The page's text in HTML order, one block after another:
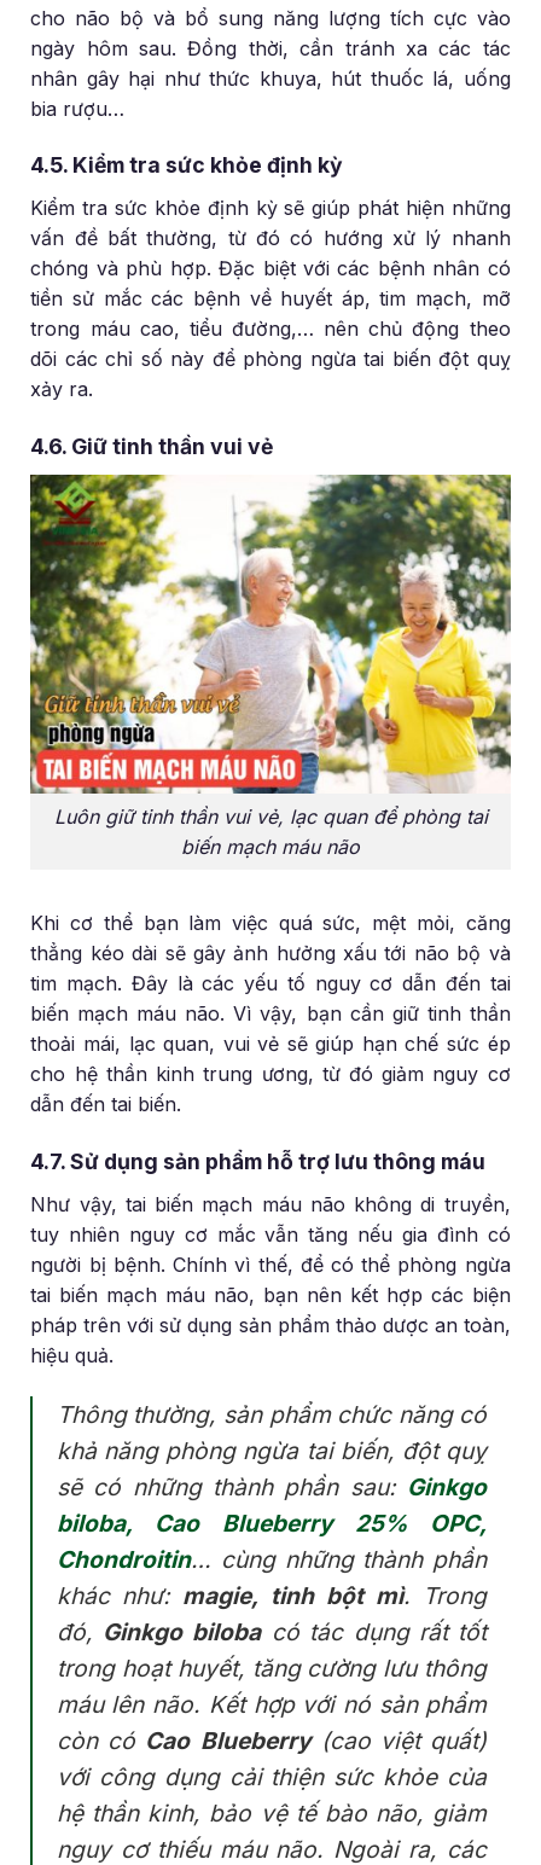
cho não bộ và bổ sung năng lượng tích cực vào
ngày hôm sau. Đồng thời, cần tránh xa các tác
nhân gây hại như thức khuya, hút thuốc lá, uống
bia rượu…
4.5. Kiểm tra sức khỏe định kỳ
Kiểm tra sức khỏe định kỳ sẽ giúp phát hiện những
vấn đề bất thường, từ đó có hướng xử lý nhanh
chóng và phù hợp. Đặc biệt với các bệnh nhân có
tiền sử mắc các bệnh về huyết áp, tim mạch, mỡ
trong máu cao, tiểu đường,… nên chủ động theo
dõi các chỉ số này để phòng ngừa tai biến đột quỵ
xảy ra.
4.6. Giữ tinh thần vui vẻ
Luôn giữ tinh thần vui vẻ, lạc quan để phòng tai
biến mạch máu não
Khi cơ thể bạn làm việc quá sức, mệt mỏi, căng
thẳng kéo dài sẽ gây ảnh hưởng xấu tới não bộ và
tim mạch. Đây là các yếu tố nguy cơ dẫn đến tai
biến mạch máu não. Vì vậy, bạn cần giữ tinh thần
thoải mái, lạc quan, vui vẻ sẽ giúp hạn chế sức ép
cho hệ thần kinh trung ương, từ đó giảm nguy cơ
dẫn đến tai biến.
4.7. Sử dụng sản phẩm hỗ trợ lưu thông máu
Như vậy, tai biến mạch máu não không di truyền,
tuy nhiên nguy cơ mắc vẫn tăng nếu gia đình có
người bị bệnh. Chính vì thế, để có thể phòng ngừa
tai biến mạch máu não, bạn nên kết hợp các biện
pháp trên với sử dụng sản phẩm thảo dược an toàn,
hiệu quả.
Thông thường, sản phẩm chức năng có
khả năng phòng ngừa tai biến, đột quỵ
sẽ có những thành phần sau: Ginkgo
biloba, Cao Blueberry 25% OPC,
Chondroitin… cùng những thành phần
khác như: magie, tinh bột mì. Trong
đó, Ginkgo bilobacó tác dụng rất tốt
trong hoạt huyết, tăng cường lưu thông
máu lên não. Kết hợp với nó sản phẩm
còn có Cao Blueberry(cao việt quất)
với công dụng cải thiện sức khỏe của
hệ thần kinh, bảo vệ tế bào não, giảm
nguy cơ thiếu máu não. Ngoài ra, các